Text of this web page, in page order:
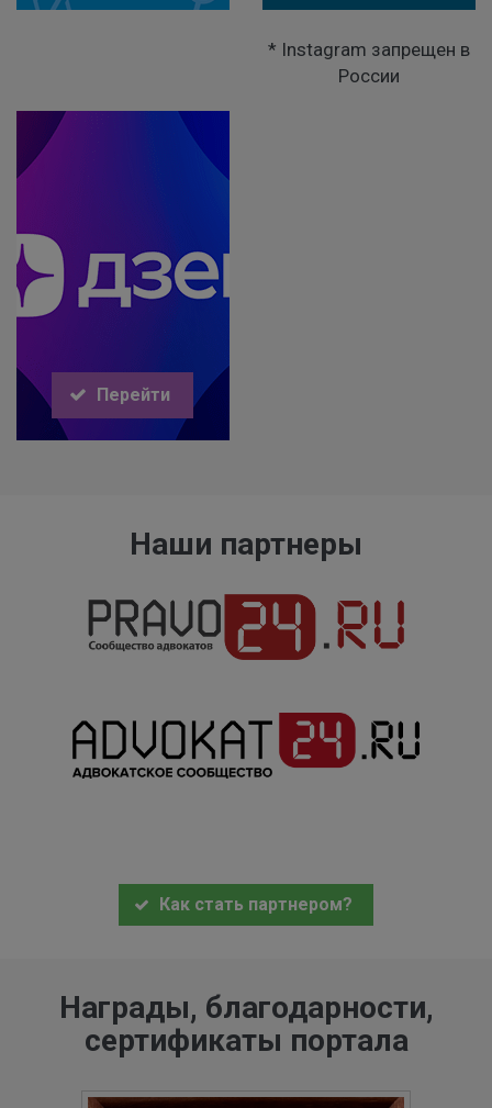
* Instagram запрещен в
России
Перейти
Наши партнеры
Как стать партнером?
Награды, благодарности,
сертификаты портала